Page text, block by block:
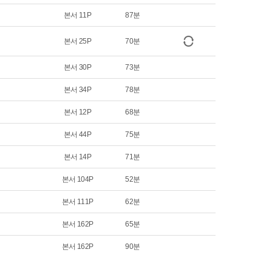
본서 11P 87분
본서 25P 70분
본서 30P 73분
본서 34P 78분
본서 12P 68분
본서 44P 75분
본서 14P 71분
본서 104P 52분
본서 111P 62분
본서 162P 65분
본서 162P 90분